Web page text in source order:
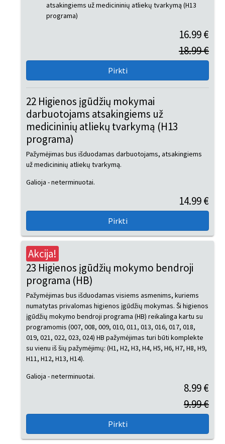
22 Higienos įgūdžių mokymai
darbuotojams atsakingiems už
medicininių atliekų tvarkymą (H13
programa)
Pažymėjimas bus išduodamas darbuotojams, atsakingiems
už medicininių atliekų tvarkymą.
Galioja - neterminuotai.
14.99 €
atsakingiems už medicininių atliekų tvarkymą (H13
programa)
16.99 €
18.99 €
Akcija!
23 Higienos įgūdžių mokymo bendroji
programa (HB)
Pažymėjimas bus išduodamas visiems asmenims, kuriems
numatytas privalomas higienos įgūdžių mokymas. Ši higienos
įgūdžių mokymo bendroji programa (HB) reikalinga kartu su
programomis (007, 008, 009, 010, 011, 013, 016, 017, 018,
019, 021, 022, 023, 024) HB pažymėjimas turi būti komplekte
su vienu iš šių pažymėjimų: (H1, H2, H3, H4, H5, H6, H7, H8, H9,
H11, H12, H13, H14).
Galioja - neterminuotai.
8.99 €
9.99 €